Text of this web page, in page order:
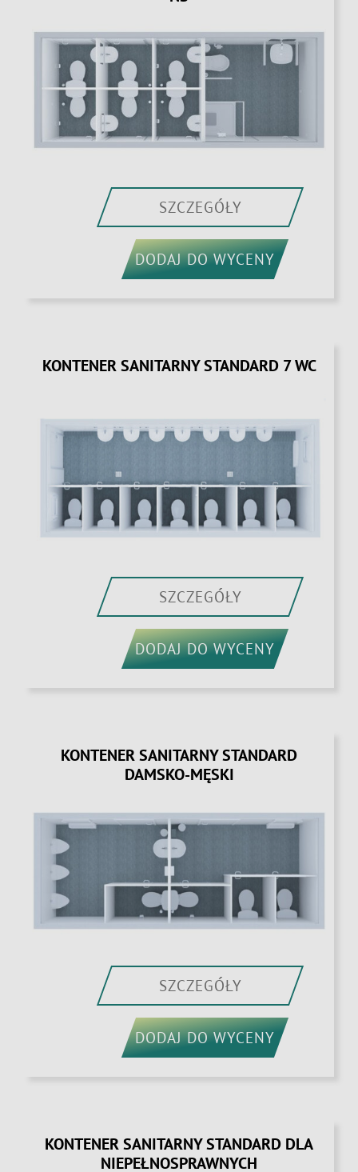
SZCZEGÓŁY
DODAJ DO WYCENY
KONTENER SANITARNY STANDARD 7 WC
SZCZEGÓŁY
DODAJ DO WYCENY
KONTENER SANITARNY STANDARD
DAMSKO-MĘSKI
SZCZEGÓŁY
DODAJ DO WYCENY
KONTENER SANITARNY STANDARD DLA
NIEPEŁNOSPRAWNYCH